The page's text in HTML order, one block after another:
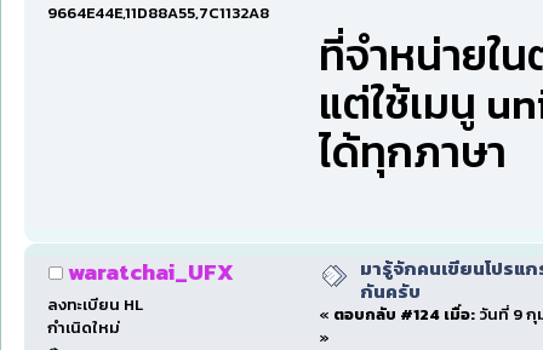
9664E44E,11D88A55,7C1132A8
ที่จำหน่ายใ
แต่ใช้เมนู
ได้ทุกภาษา
waratchai_UFX
ลงทะเบียน HL
กำเนิดใหม่
มารู้จักคนเขียนโปรแก
กันครับ
« ตอบกลับ #124 เมื่อ: วันที่ 9 กุ
»